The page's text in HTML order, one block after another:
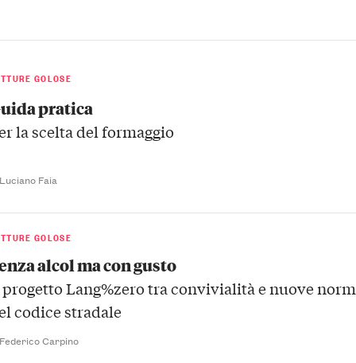
GOLOSE
pratica
la scelta del formaggio
Faia
GOLOSE
alcol ma con gusto
Lang%zero tra convivialità e nuove
codice stradale
Carpino